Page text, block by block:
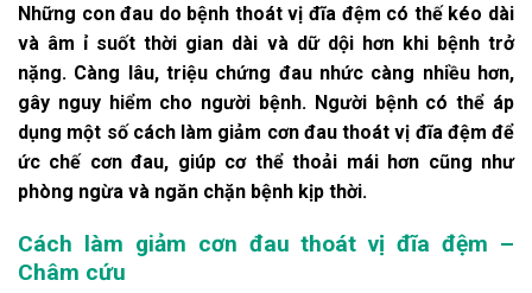
Những con đau do bệnh thoát vị đĩa đệm có thế kéo dài
và âm ỉ suốt thời gian dài và dữ dội hơn khi bệnh trở
nặng. Càng lâu, triệu chứng đau nhức càng nhiều hơn,
gây nguy hiểm cho người bệnh. Người bệnh có thể áp
dụng một số cách làm giảm cơn đau thoát vị đĩa đệm để
ức chế cơn đau, giúp cơ thể thoải mái hơn cũng như
phòng ngừa và ngăn chặn bệnh kịp thời.
Cách làm giảm cơn đau thoát vị đĩa đệm –
Châm cứu